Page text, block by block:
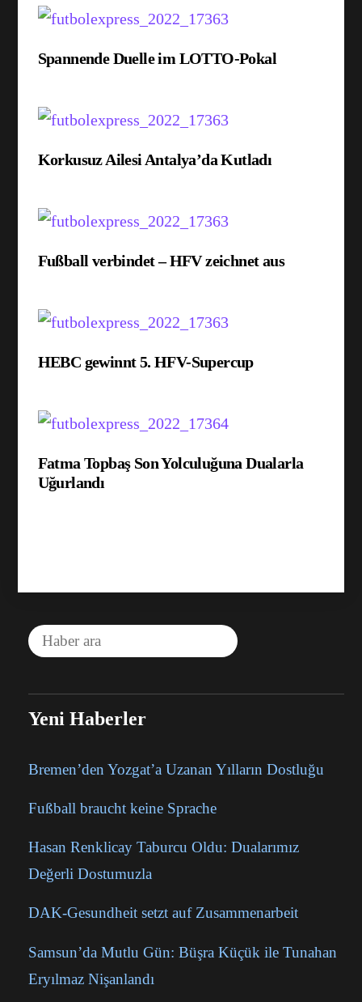
Spannende Duelle im LOTTO-Pokal
Korkusuz Ailesi Antalya’da Kutladı
Fußball verbindet – HFV zeichnet aus
HEBC gewinnt 5. HFV-Supercup
Fatma Topbaş Son Yolculuğuna Dualarla
Uğurlandı
Yeni Haberler
Bremen’den Yozgat’a Uzanan Yılların Dostluğu
Fußball braucht keine Sprache
Hasan Renklicay Taburcu Oldu: Dualarımız
Değerli Dostumuzla
DAK-Gesundheit setzt auf Zusammenarbeit
Samsun’da Mutlu Gün: Büşra Küçük ile Tunahan
Eryılmaz Nişanlandı